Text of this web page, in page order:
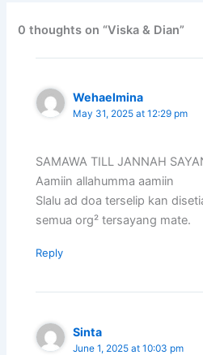
0 thoughts on “Viska & Dian”
Wehaelmina
May 31, 2025 at 12:29 pm
SAMAWA TILL JANNAH
Aamiin allahumma aamiin
Slalu ad doa terselip kan
semua org² tersayang mate.
Reply
Sinta
June 1, 2025 at 10:03 pm